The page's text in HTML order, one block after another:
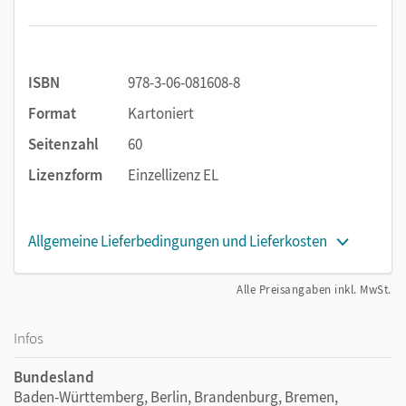
ISBN
978-3-06-081608-8
Format
Kartoniert
Seitenzahl
60
Lizenzform
Einzellizenz EL
Allgemeine Lieferbedingungen und Lieferkosten
Alle Preisangaben inkl. MwSt.
Infos
Bundesland
Baden-Württemberg, Berlin, Brandenburg, Bremen,